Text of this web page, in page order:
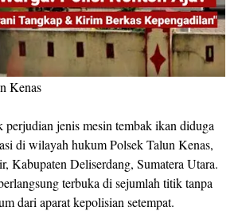
Kenas
jenis mesin tembak ikan diduga
di wilayah hukum Polsek Talun Kenas,
Kabupaten Deliserdang, Sumatera Utara.
terbuka di sejumlah titik tanpa
dari aparat kepolisian setempat.